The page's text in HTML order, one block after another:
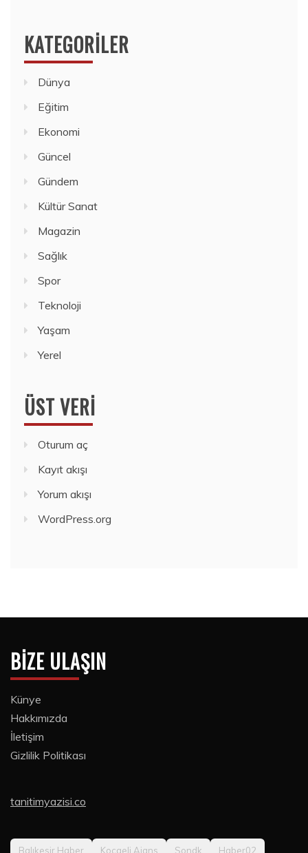
KATEGORILER
Dünya
Eğitim
Ekonomi
Güncel
Gündem
Kültür Sanat
Magazin
Sağlık
Spor
Teknoloji
Yaşam
Yerel
ÜST VERI
Oturum aç
Kayıt akışı
Yorum akışı
WordPress.org
BIZE ULAŞIN
Künye
Hakkımızda
İletişim
Gizlilik Politikası
tanitimyazisi.co
Balıkesir Haber Kocaeli Ajans Sondk Haber02